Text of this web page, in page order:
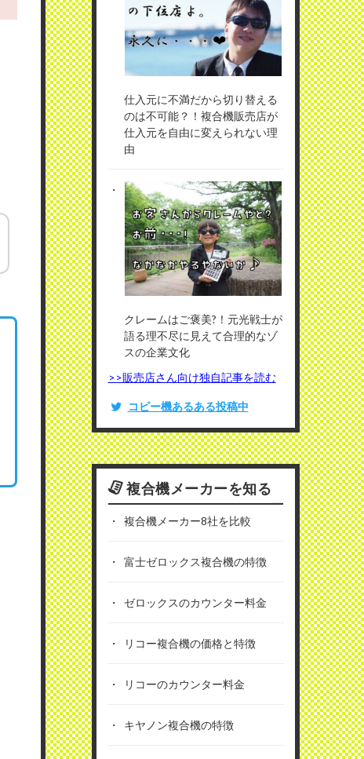
仕入元に不満だから切り替える
のは不可能？！複合機販売店が
仕入元を自由に変えられない理
由
クレームはご褒美?！元光戦士が
語る理不尽に見えて合理的なゾ
スの企業文化
>>販売店さん向け独自記事を読む
コピー機あるある投稿中
複合機メーカーを知る
複合機メーカー8社を比較
富士ゼロックス複合機の特徴
ゼロックスのカウンター料金
リコー複合機の価格と特徴
リコーのカウンター料金
キヤノン複合機の特徴